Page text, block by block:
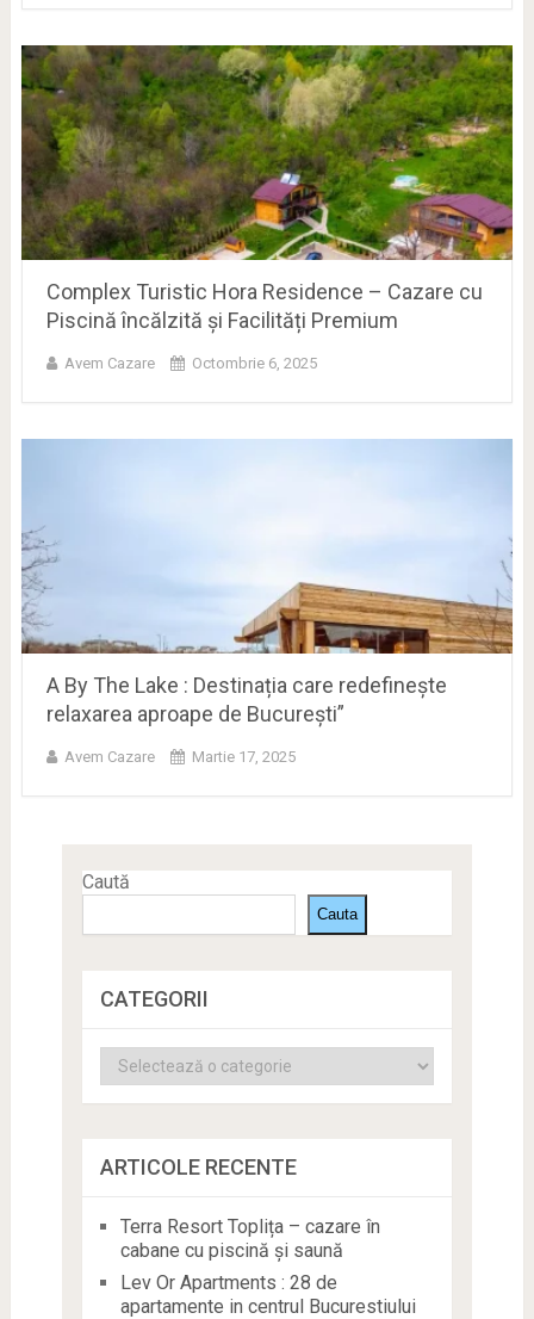
Complex Turistic Hora Residence – Cazare cu
Piscină încălzită și Facilități Premium
Avem Cazare Octombrie 6, 2025
A By The Lake : Destinația care redefinește
relaxarea aproape de București”
Avem Cazare Martie 17, 2025
Caută
Cauta
CATEGORII
Categorii
ARTICOLE RECENTE
Terra Resort Toplița – cazare în
cabane cu piscină și saună
Lev Or Apartments : 28 de
apartamente in centrul Bucurestiului